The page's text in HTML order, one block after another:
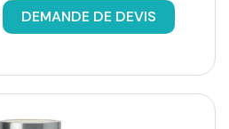
DEMANDE DE DEVIS